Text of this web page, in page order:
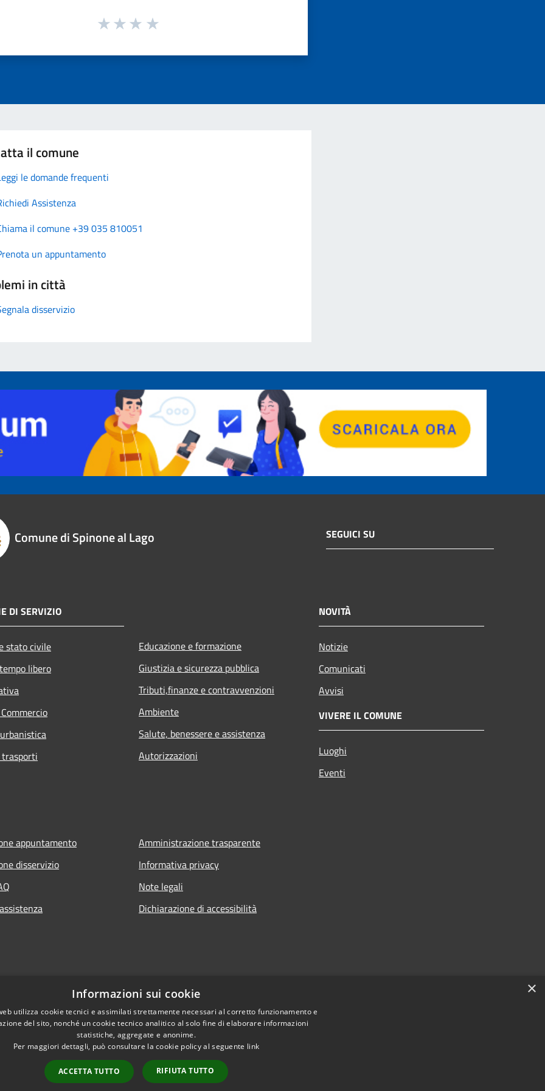
il comune
le domande frequenti
Assistenza
il comune +39 035 810051
un appuntamento
in città
disservizio
Comune di Spinone al Lago SEGUICI SU
DI SERVIZIO
stato civile
libero
Educazione e formazione
Giustizia e sicurezza pubblica
Tributi,finanze e contravvenzioni
Ambiente
Salute, benessere e assistenza
Autorizzazioni
NOVITÀ
Notizie
Comunicati
Avvisi
VIVERE IL COMUNE
Luoghi
Eventi
appuntamento
disservizio
Amministrazione trasparente
Informativa privacy
Note legali
Dichiarazione di accessibilità
Copyright © 2026 • Comune di Spinone al Lago • Powered by
×
Informazioni sui cookie
utilizza cookie tecnici e assimilati strettamente necessari al corretto funzionamento e
del sito, nonché un cookie tecnico analitico al solo fine di elaborare informazioni
statistiche, aggregate e anonime.
Per maggiori dettagli, può consultare la cookie policy al seguente link
ACCETTA TUTTO RIFIUTA TUTTO